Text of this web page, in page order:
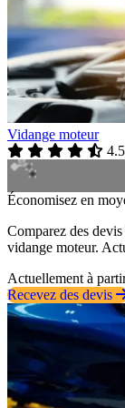
Vidange moteur
4.5
Économisez en
Comparez des
vidange moteur.
Actuellement à
Recevez des devis